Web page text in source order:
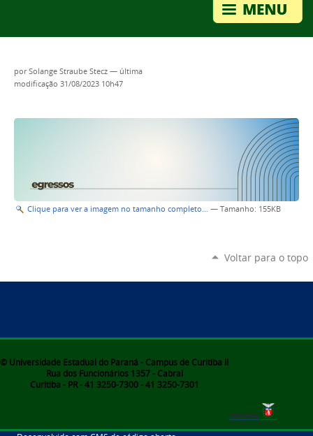
porSolange Straube Stecz — última
modificação 31/08/2023 10h47
Clique para ver a imagem no tamanho completo… — Tamanho: 155KB
Voltar para o topo
© Universidade Estadual do Paraná - Campus de Curitiba II
Rua dos Funcionários 1357 - Cabral
Curitiba - PR - 41 3250-7300 - 41 3250-7301